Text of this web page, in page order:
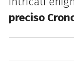
preciso